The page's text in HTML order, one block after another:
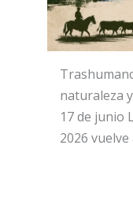
naturaleza
17 de junio
2026